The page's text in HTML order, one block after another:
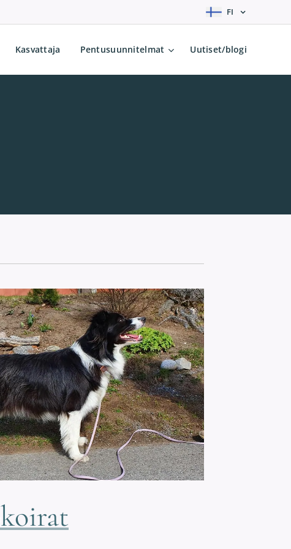
FI
Kasvattaja Pentusuunnitelmat Uutiset/blogi